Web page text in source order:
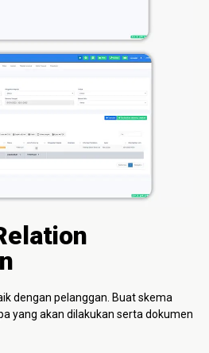
dengan pelanggan. Buat skema
yang akan dilakukan serta dokumen